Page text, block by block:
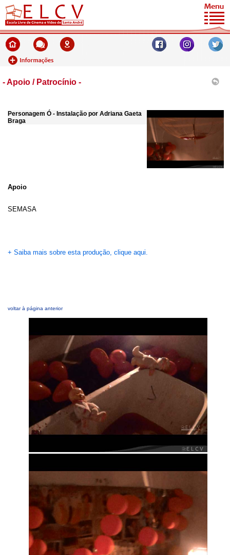
- Apoio / Patrocínio -
Personagem Ó - Instalação por Adriana Gaeta
Braga
Apoio
SEMASA
+ Saiba mais sobre esta produção, clique aqui.
voltar à página anterior